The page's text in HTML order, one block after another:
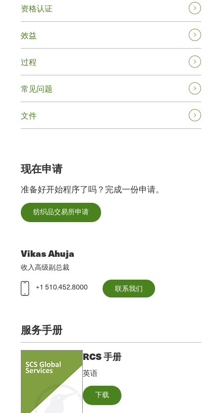
资格认证
效益
过程
常见问题
文件
现在申请
准备好开始程序了吗？完成一份申请。
纺织品交易所申请
Vikas Ahuja
收入高级副总裁
+1 510.452.8000
联系我们
服务手册
RCS 手册
英语
下载